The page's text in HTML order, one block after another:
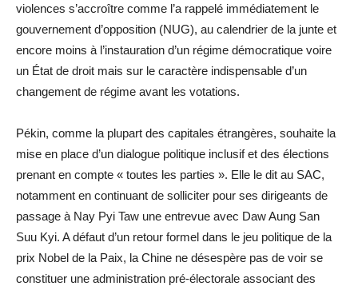
violences s’accroître comme l’a rappelé immédiatement le
gouvernement d’opposition (NUG), au calendrier de la junte et
encore moins à l’instauration d’un régime démocratique voire
un État de droit mais sur le caractère indispensable d’un
changement de régime avant les votations.
Pékin, comme la plupart des capitales étrangères, souhaite la
mise en place d’un dialogue politique inclusif et des élections
prenant en compte « toutes les parties ». Elle le dit au SAC,
notamment en continuant de solliciter pour ses dirigeants de
passage à Nay Pyi Taw une entrevue avec Daw Aung San
Suu Kyi. A défaut d’un retour formel dans le jeu politique de la
prix Nobel de la Paix, la Chine ne désespère pas de voir se
constituer une administration pré-électorale associant des